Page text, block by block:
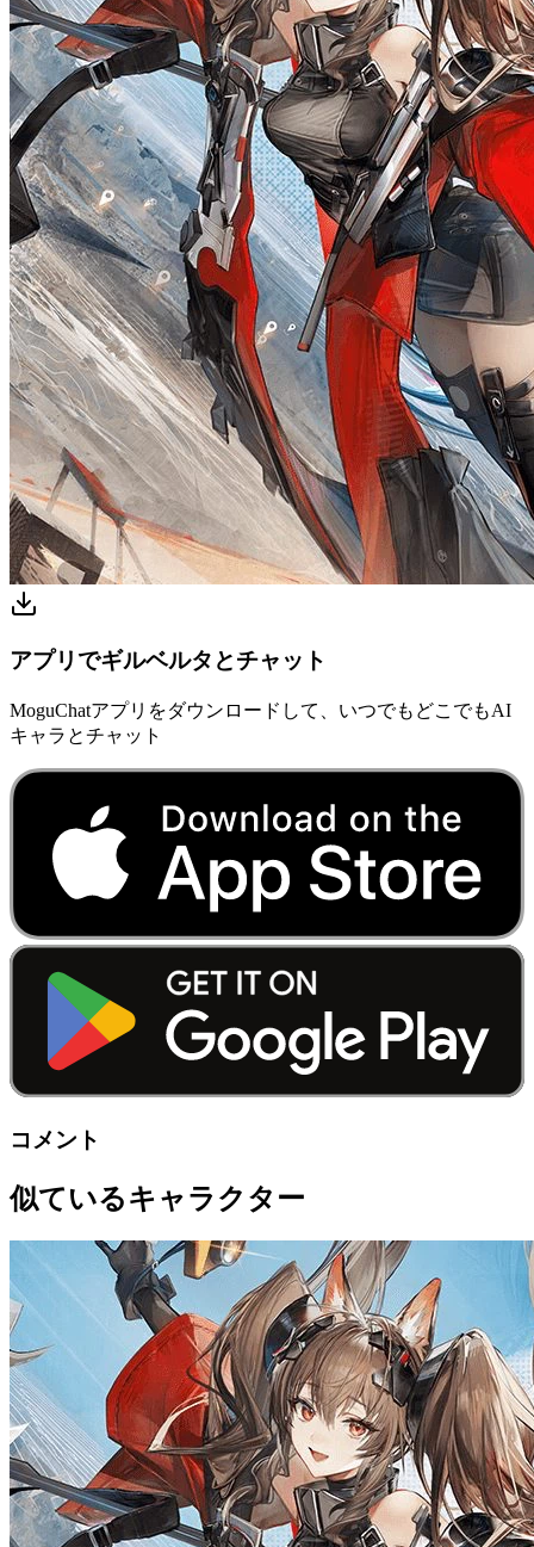
アプリでギルベルタとチャット
MoguChatアプリをダウンロードして、いつでもどこでもAI
キャラとチャット
コメント
似ているキャラクター